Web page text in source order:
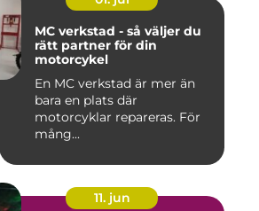
MC verkstad - så väljer du
rätt partner för din
motorcykel
En MC verkstad är mer än
bara en plats där
motorcyklar repareras. För
mång...
11. jun